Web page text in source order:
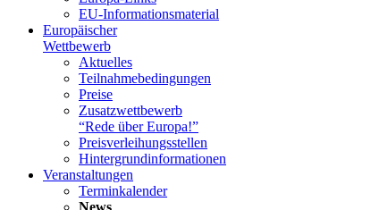
EU-Informationsmaterial
Europäischer
Wettbewerb
Aktuelles
Teilnahme­bedingungen
Preise
Zusatzwettbewerb
“Rede über Europa!”
Preisverleihungsstellen
Hintergrundinformationen
Veranstaltungen
Terminkalender
News